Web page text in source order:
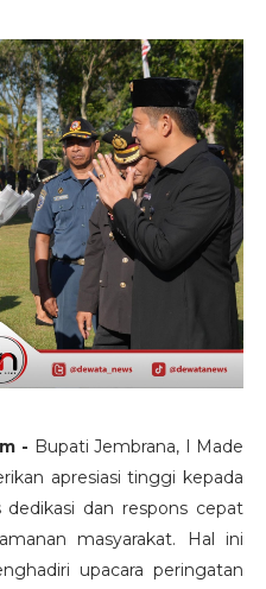
- Bupati Jembrana, I Made
apresiasi tinggi kepada
dedikasi dan respons cepat
masyarakat. Hal ini
upacara peringatan